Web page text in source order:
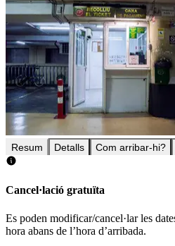
Resum Detalls Com arribar-hi?
Cancel·lació gratuïta
Es poden modificar/cancel·lar les
hora abans de l’hora d’arribada.